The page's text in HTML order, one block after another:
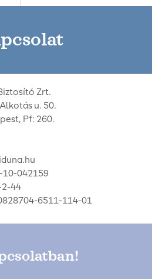
Zrt.
u. 50.
Pf: 260.
10-042159
2-44
6511-114-01